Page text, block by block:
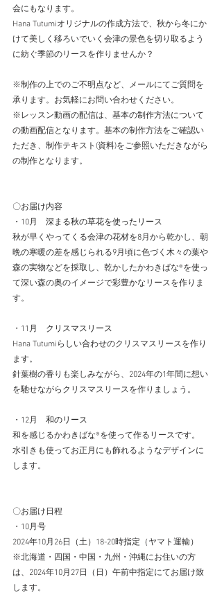
会にもなります。
Hana Tutumiオリジナルの作成方法で、秋から冬にか
けて美しく移ろいでいく会津の景色を切り取るよう
に紡ぐ季節のリースを作りませんか？
※制作の上でのご不明点など、メールにてご質問を
承ります。お気軽にお問い合わせください。
※レッスン動画の配信は、基本の制作方法について
の動画配信となります。基本の制作方法をご確認い
ただき、制作テキスト(資料)をご参照いただきながら
の制作となります。
〇お届け内容
・10月 深まる秋の草花を使ったリース
秋が早くやってくる会津の花材を8月から乾かし、朝
晩の寒暖の差を感じられる9月頃に色づく木々の葉や
森の実物などを採取し、乾かしたかわきばな®を使っ
て深い森の奥のイメージで彩豊かなリースを作りま
す。
・11月 クリスマスリース
Hana Tutumiらしい合わせのクリスマスリースを作り
ます。
針葉樹の香りも楽しみながら、2024年の1年間に想い
を馳せながらクリスマスリースを作りましょう。
・12月 和のリース
和を感じるかわきばな®を使って作るリースです。
水引きも使ってお正月にも飾れるようなデザインに
します。
〇お届け日程
・10月号
2024年10月26日（土）18-20時指定（ヤマト運輸）
※北海道・四国・中国・九州・沖縄にお住いの方
は、2024年10月27日（日）午前中指定にてお届け致
します。